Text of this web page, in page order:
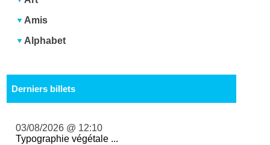
Amis
Alphabet
Derniers billets
03/08/2026 @ 12:10
Typographie végétale ...